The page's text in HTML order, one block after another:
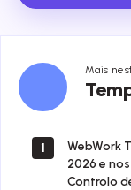
Mais
Tempo
1
WebWork
2026 e
Controlo